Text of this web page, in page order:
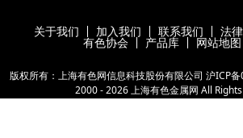
关于我们 加入我们 联系我们 法
有色协会 产品库 网站地图
版权所有：上海有色网信息科技股份有限公司 沪ICP
2000 -2026上海有色金属网 All